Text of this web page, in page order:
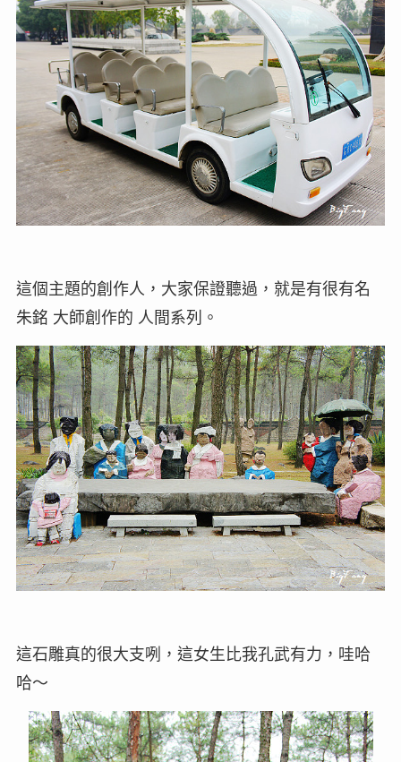
這個主題的創作人，大家保證聽過，就是有很有名
朱銘 大師創作的 人間系列。
這石雕真的很大支咧，這女生比我孔武有力，哇哈
哈～